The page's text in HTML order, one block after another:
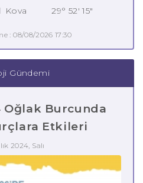
Kova 29° 52' 15"
: 08/08/2026 17:30
Gündemi
Oğlak Burcunda
Etkileri
2024, Salı